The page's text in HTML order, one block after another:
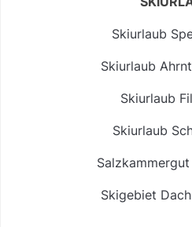
Skiurlaub
Skiurlaub
Skiurlaub
Skiurlaub
Skigebiet